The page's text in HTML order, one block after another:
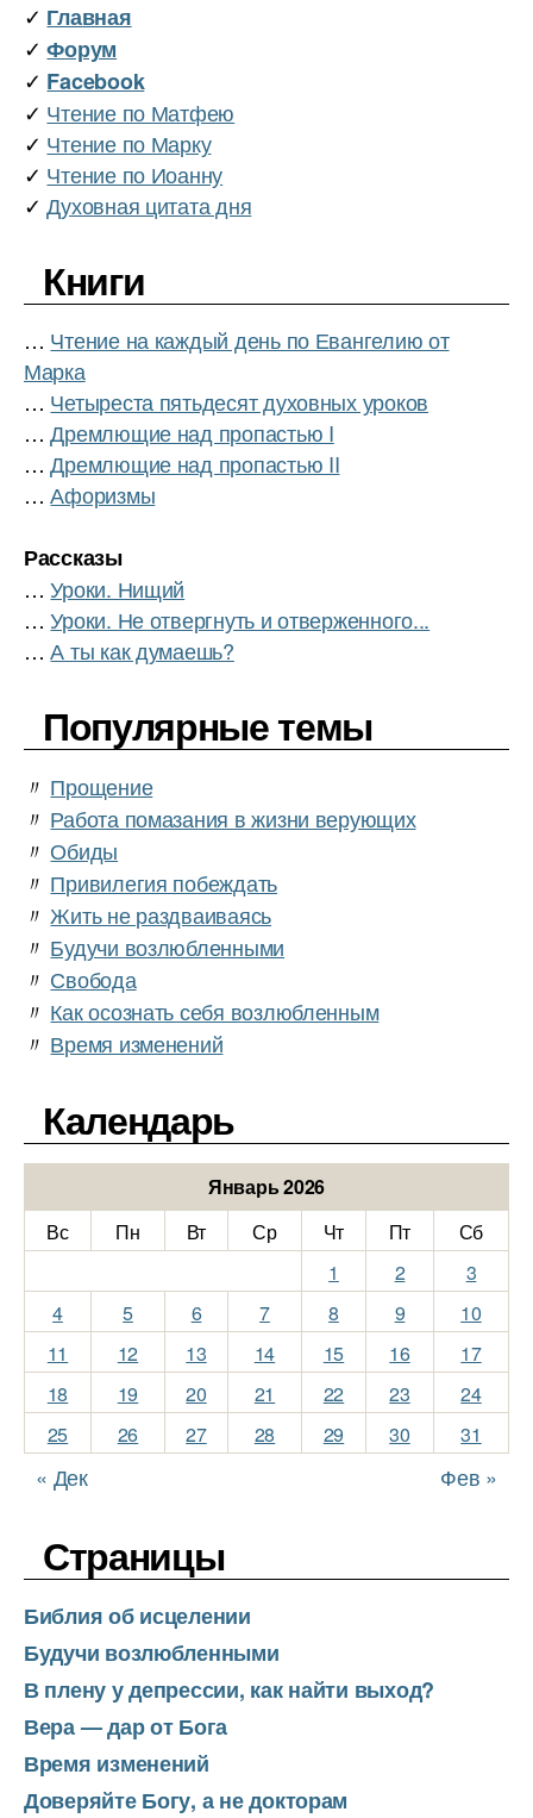
✓ Главная
✓Форум
✓ Facebook
✓ Чтение по Матфею
✓ Чтение по Марку
✓ Чтение по Иоанну
✓Духовная цитата дня
Книги
… Чтение на каждый день по Евангелию от
Марка
… Четыреста пятьдесят духовных уроков
…Дремлющие над пропастью I
…Дремлющие над пропастью II
…Афоризмы
Рассказы
…Уроки. Нищий
…Уроки. Не отвергнуть и отверженного...
…А ты как думаешь?
Популярные темы
〃 Прощение
〃 Работа помазания в жизни верующих
〃 Обиды
〃 Привилегия побеждать
〃 Жить не раздваиваясь
〃 Будучи возлюбленными
〃 Свобода
〃 Как осознать себя возлюбленным
〃 Время изменений
Календарь
Январь 2026
Вс
Пн Вт Ср Чт Пт
Сб
1
2
3
4
5 6 7 8 9
10
11
12 13 14 15 16
17
18
19 20 21 22 23
24
25
26 27 28 29 30 31
« Дек Фев »
Страницы
Библия об исцелении
Будучи возлюбленными
В плену у депрессии, как найти выход?
Вера — дар от Бога
Время изменений
Доверяйте Богу, а не докторам